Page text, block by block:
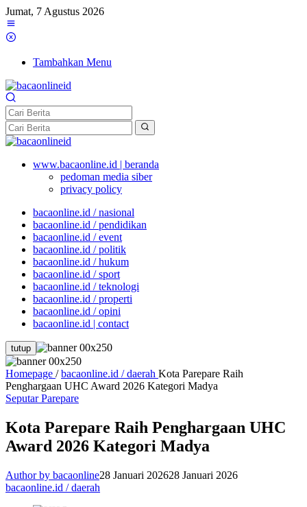
Jumat, 7 Agustus 2026
Tambahkan Menu
www.bacaonline.id | beranda
pedoman media siber
privacy policy
bacaonline.id / nasional
bacaonline.id / pendidikan
bacaonline.id / event
bacaonline.id / politik
bacaonline.id / hukum
bacaonline.id / sport
bacaonline.id / teknologi
bacaonline.id / properti
bacaonline.id / opini
bacaonline.id | contact
tutup
Homepage / bacaonline.id / daerah Kota Parepare Raih
Penghargaan UHC Award 2026 Kategori Madya
Seputar Parepare
Kota Parepare Raih Penghargaan UHC
Award 2026 Kategori Madya
Author by bacaonline28 Januari 202628 Januari 2026
bacaonline.id / daerah